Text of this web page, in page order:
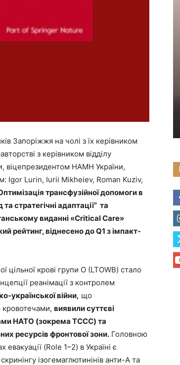
Запоріжжя на чолі з їх керівником
з керівником відділу
віцепрезидентом НАМН України,
Igor Lurin, Iurii Mikheiev, Roman Kuziv,
трансфузійної допомоги в
стратегічні адаптації” та
виданні «Critical Care»
рейтинг, віднесено до Q1 з імпакт-
крові групи О (LTOWB) стало
реанімації з контролем
української війни, що
виявили суттєві
НАТО (зокрема TCCC) та
ресурсів фронтової зони. Головною
(Role 1–2) в Україні є
ізогемаглютинінів анти-A та